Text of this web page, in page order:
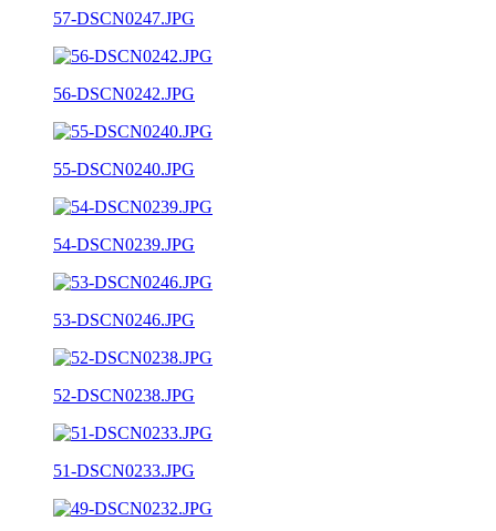
57-DSCN0247.JPG
56-DSCN0242.JPG
55-DSCN0240.JPG
54-DSCN0239.JPG
53-DSCN0246.JPG
52-DSCN0238.JPG
51-DSCN0233.JPG